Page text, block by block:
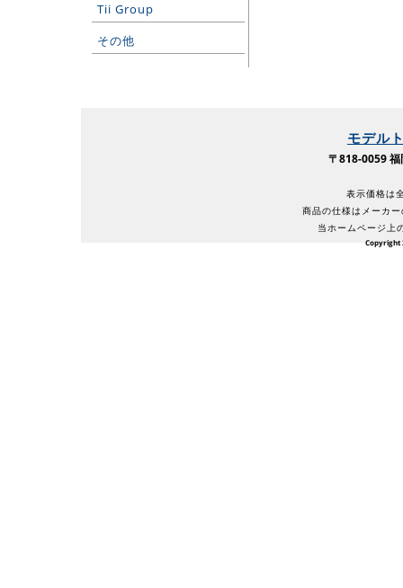
Tii Group
その他
モデル
〒818-0059
表示価格は
商品の仕様はメーカ
当ホームページ上
Copyright